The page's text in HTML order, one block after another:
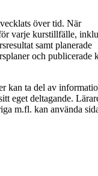
över tid. När
varje kurstillfälle,
samt planerade
och publicerade
kan ta del av
eget deltagande.
m.fl. kan använda